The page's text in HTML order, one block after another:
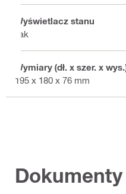
Wyświetlacz stanu
Tak
Wymiary (dł. x szer. x
195 x 180 x 76 mm
Dokumenty